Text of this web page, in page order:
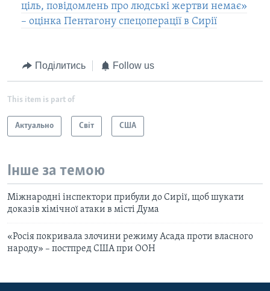
ціль, повідомлень про людські жертви немає»
– оцінка Пентагону спецоперації в Сирії
Поділитись Follow us
This item is part of
Актуально Світ США
Інше за темою
Міжнародні інспектори прибули до Сирії, щоб шукати
доказів хімічної атаки в місті Дума
«Росія покривала злочини режиму Асада проти власного
народу» – постпред США при ООН